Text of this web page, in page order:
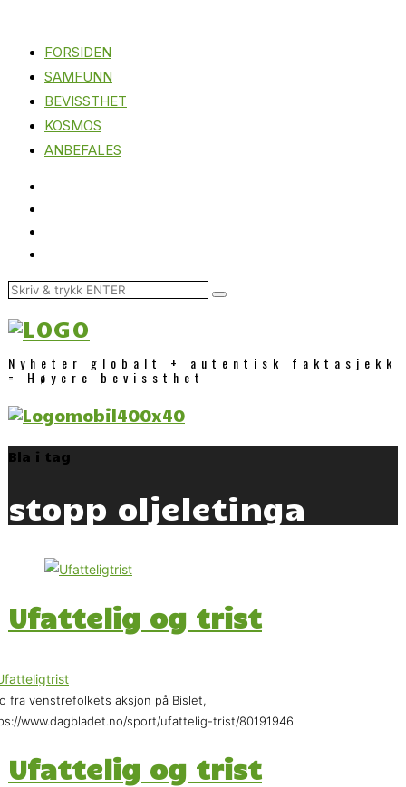
FORSIDEN
SAMFUNN
BEVISSTHET
KOSMOS
ANBEFALES
Nyheter globalt + autentisk faktasjekk
= Høyere bevissthet
Bla i tag
stopp oljeletinga
Ufattelig og trist
fra venstrefolkets aksjon på Bislet,
www.dagbladet.no/sport/ufattelig-trist/80191946
Ufattelig og trist